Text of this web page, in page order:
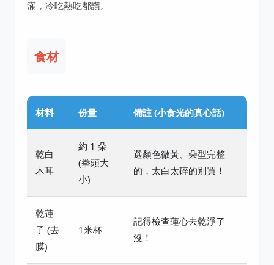
滿，冷吃熱吃都讚。
食材
材料 份量 備註 (小食光的真心話)
乾白
木耳
約 1 朵
(拳頭大
小)
選顏色微黃、朵型完整
的，太白太碎的別買！
乾蓮
子 (去
膜)
1米杯
記得檢查蓮心去乾淨了
沒！